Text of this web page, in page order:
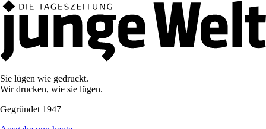
Sie lügen wie gedruckt.
Wir drucken, wie sie lügen.
Gegründet 1947